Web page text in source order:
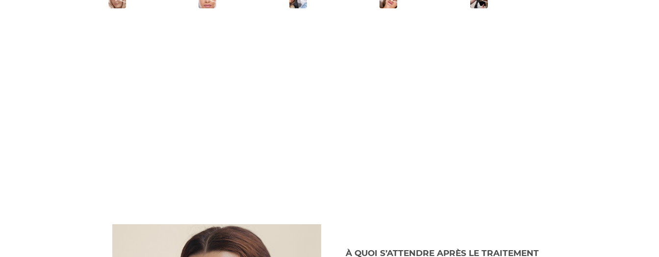
Consultation
À QUOI S’ATTENDRE APRÈS LE TRAITEMENT